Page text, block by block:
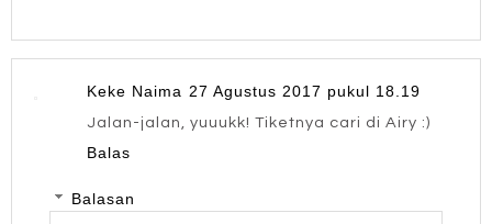
Keke Naima 27 Agustus 2017 pukul 18.19
Jalan-jalan, yuuukk! Tiketnya cari di Airy :)
Balas
Balasan